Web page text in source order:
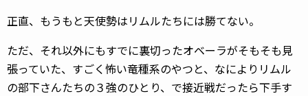
正直、もうもと天使勢はリムルたちには勝てない。
ただ、それ以外にもすでに裏切ったオベーラがそもそも見
張っていた、すごく怖い竜種系のやつと、なによりリムル
の部下さんたちの３強のひとり、で接近戦だったら下手す